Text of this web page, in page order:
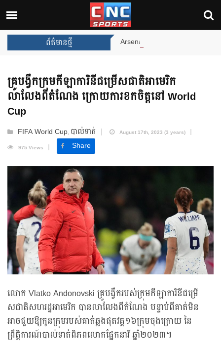
ព័ត៌មានថ្មី Arsenal បញ្ចប់ការរង់ចាំ ២២ ឆ្នាំ
គ្រូបង្វឹកក្រុមកីឡាការិនីជម្រើសជាតិអាមេរិក
លាលែងពីតំណែង ក្រោយការខកចិត្តនៅ World
Cup
FIFA World Cup, បាល់ទាត់
August 17th, 2023 (3 years)
975 Views
Share
លោក Vlatko Andonovski គ្រូបង្វឹករបស់ក្រុមកីឡាការិនីជម្រើ
សជាតិសហរដ្ឋអាមេរិក បានលាលែងពីតំណែង បន្ទាប់ពីគាត់មិន
អាចជួយឱ្យកូនក្រុមរបស់គាត់ឆ្លងផុតវគ្គ១៦ក្រុមចុងក្រោយ នៃ
ព្រឹត្តិការណ៍បាល់ទាត់ពិភពលោកផ្នែកនារី ឆ្នាំ២០២៣។